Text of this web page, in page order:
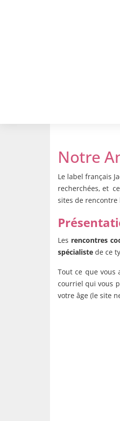
Notre
Le label français
recherchées, et
sites de rencontre
Les rencontres
spécialiste de ce
Tout ce que vous
courriel qui vous
votre âge (le site